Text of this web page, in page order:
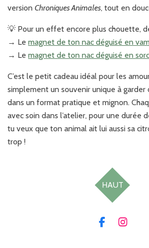
version Chroniques Animales, tout en
💡 Pour un effet encore plus chouette,
→ Le magnet de ton nac déguisé en
→ Le magnet de ton nac déguisé en
C’est le petit cadeau idéal pour les
simplement un souvenir unique à
dans un format pratique et mignon.
avec soin dans l’atelier, pour une durée
tu veux que ton animal ait lui aussi sa
trop !
HAUT
F
I